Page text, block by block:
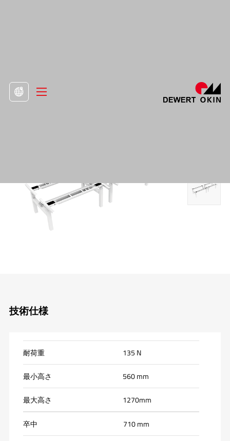
技術仕様
耐荷重 135 N
最小高さ 560 mm
最大高さ 1270mm
卒中 710 mm